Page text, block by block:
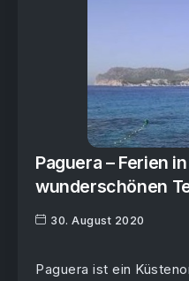
Paguera – Ferien
wunderschönen
30. August 2020
Paguera ist ein